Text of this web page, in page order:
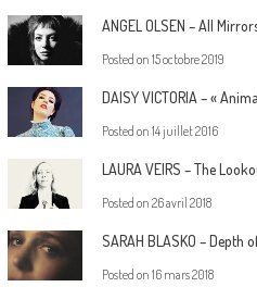
ANGEL OLSEN – All
Posted on 15 octobre 2019
DAISY VICTORIA – «
Posted on 14 juillet 2016
LAURA VEIRS – The
Posted on 26 avril 2018
SARAH BLASKO – Depth
Posted on 16 mars 2018